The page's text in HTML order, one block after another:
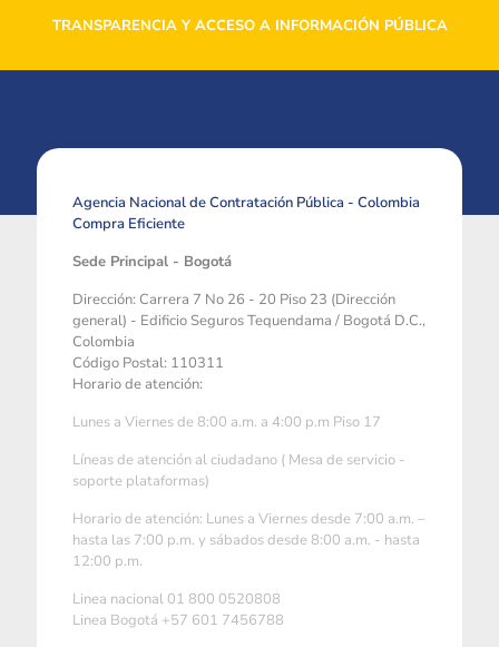
TRANSPARENCIA Y ACCESO A INFORMACIÓN PÚBLICA
Agencia Nacional de Contratación Pública - Colombia
Compra Eficiente
Sede Principal - Bogotá
Dirección: Carrera 7 No 26 - 20 Piso 23 (Dirección
general) - Edificio Seguros Tequendama / Bogotá D.C.,
Colombia
Código Postal: 110311
Horario de atención:
Lunes a Viernes de 8:00 a.m. a 4:00 p.m Piso 17
Líneas de atención al ciudadano ( Mesa de servicio -
soporte plataformas)
Horario de atención: Lunes a Viernes desde 7:00 a.m. –
hasta las 7:00 p.m. y sábados desde 8:00 a.m. - hasta
12:00 p.m.
Linea nacional 01 800 0520808
Linea Bogotá +57 601 7456788